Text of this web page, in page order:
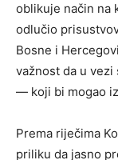
oblikuje način na
odlučio
Bosne i
važnost da u
— koji bi mogao
Prema riječima
priliku da jasno